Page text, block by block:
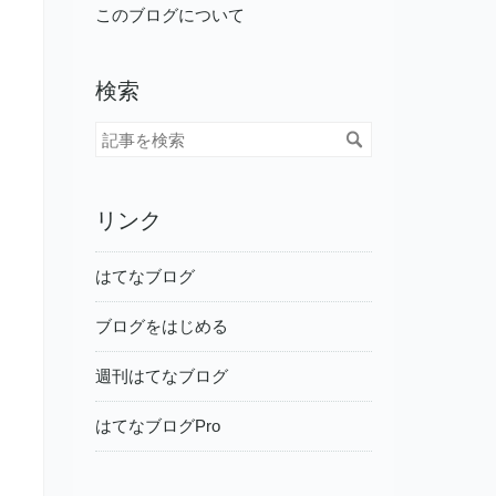
このブログについて
検索
リンク
はてなブログ
ブログをはじめる
週刊はてなブログ
はてなブログPro